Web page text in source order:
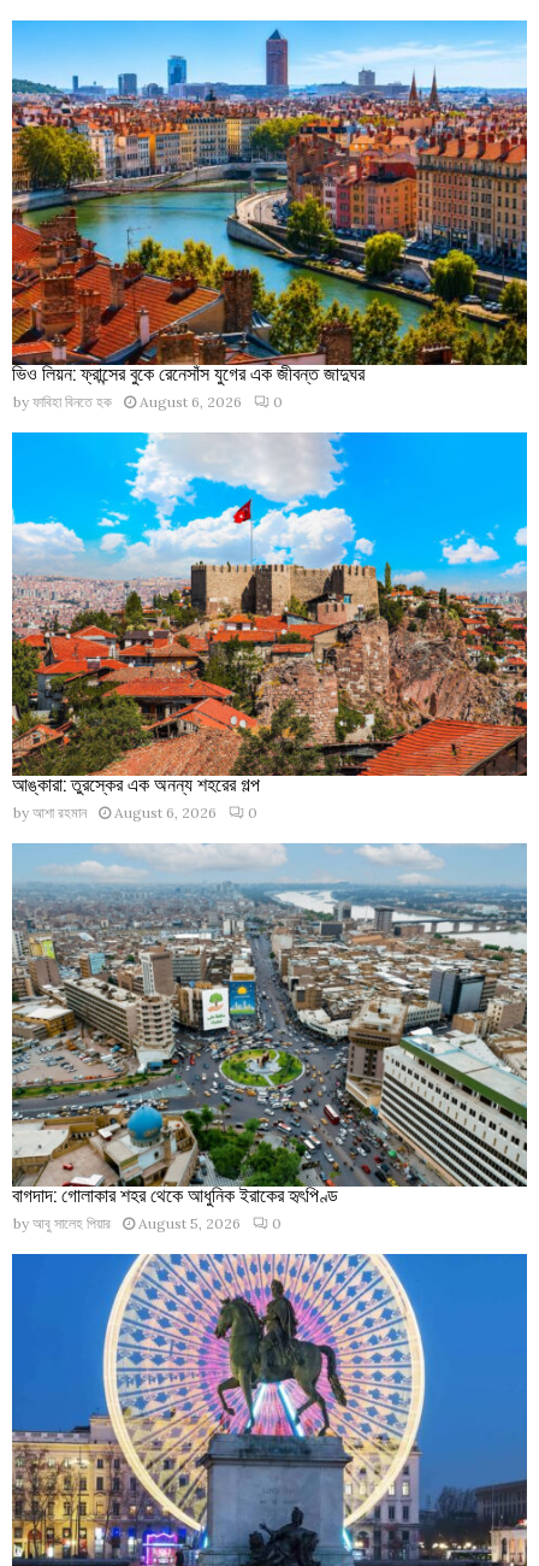
ভিও লিয়ন: ফ্রান্সের বুকে রেনেসাঁস যুগের এক জীবন্ত জাদুঘর
by ফাবিহা বিনতে হক August 6, 2026 0
আঙ্কারা: তুরস্কের এক অনন্য শহরের গল্প
by আশা রহমান August 6, 2026 0
বাগদাদ: গোলাকার শহর থেকে আধুনিক ইরাকের হৃৎপিণ্ড
by আবু সালেহ পিয়ার August 5, 2026 0